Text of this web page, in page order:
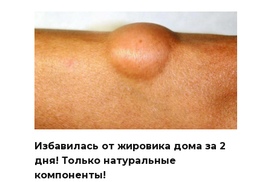
Избавилась от жировика дома за 2
дня! Только натуральные
компоненты!